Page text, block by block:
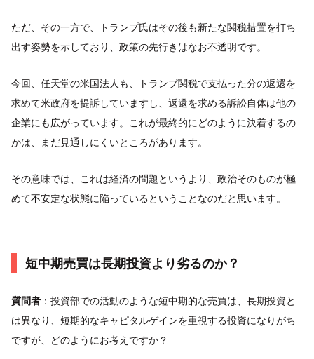
ただ、その一方で、トランプ氏はその後も新たな関税措置を打ち
出す姿勢を示しており、政策の先行きはなお不透明です。
今回、任天堂の米国法人も、トランプ関税で支払った分の返還を
求めて米政府を提訴していますし、返還を求める訴訟自体は他の
企業にも広がっています。これが最終的にどのように決着するの
かは、まだ見通しにくいところがあります。
その意味では、これは経済の問題というより、政治そのものが極
めて不安定な状態に陥っているということなのだと思います。
短中期売買は長期投資より劣るのか？
質問者 ：投資部での活動のような短中期的な売買は、長期投資と
は異なり、短期的なキャピタルゲインを重視する投資になりがち
ですが、どのようにお考えですか？